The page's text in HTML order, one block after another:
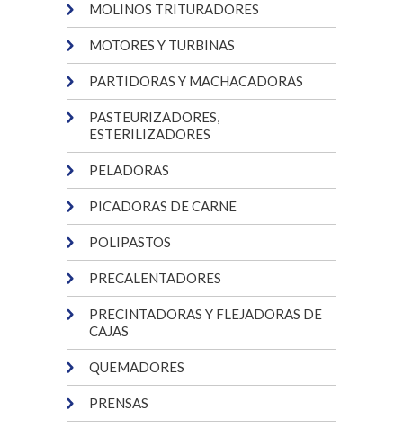
MOLINOS TRITURADORES
MOTORES Y TURBINAS
PARTIDORAS Y MACHACADORAS
PASTEURIZADORES,
ESTERILIZADORES
PELADORAS
PICADORAS DE CARNE
POLIPASTOS
PRECALENTADORES
PRECINTADORAS Y FLEJADORAS DE
CAJAS
QUEMADORES
PRENSAS